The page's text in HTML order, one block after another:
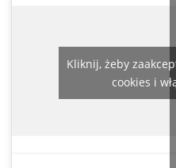
Kliknij, żeby
cookies i